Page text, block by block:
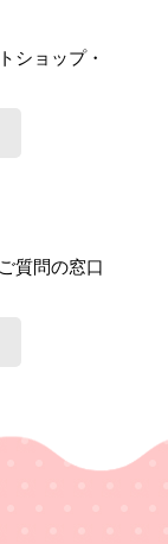
ショップ・
質問の窓口